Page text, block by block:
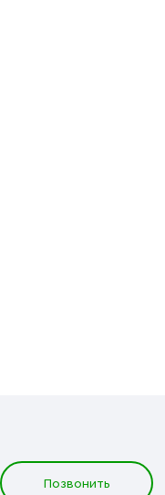
Позвонить